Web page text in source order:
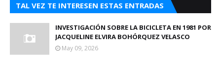
TAL VEZ TE INTERESEN ESTAS ENTRADAS
INVESTIGACIÓN SOBRE LA BICICLETA EN 1981 POR
JACQUELINE ELVIRA BOHÓRQUEZ VELASCO
May 09, 2026